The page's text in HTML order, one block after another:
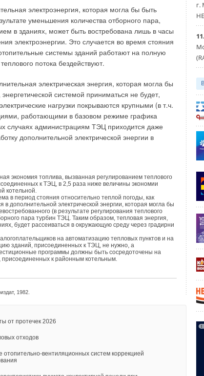
электроэнергия, которая могла бы быть
уменьшения количества отборного пара,
в зданиях, может быть востребована лишь в часы
электроэнергии. Это случается во время стояния
системы зданий работают на полную
потока бездействуют.
электрическая энергия, которая могла бы
системой приниматься не будет,
нагрузки покрываются крупными (в т.ч.
работающими в базовом режиме графика
случаях администрациям ТЭЦ приходится даже
дополнительной электрической энергии в
экономия топлива, вызванная регулированием теплового
к ТЭЦ, в 2,5 раза ниже величины экономии
котельной.
в период стояния относительно теплой погоды, как
в дополнительной электрической энергии, которая могла бы
(в результате регулирования теплового
пара турбин ТЭЦ. Таким образом, тепловая энергия,
будет рассеиваться в окружающую среду через градирни
на автоматизацию тепловых пунктов и на
зданий, присоединенных к ТЭЦ, не нужно, а
программы должны быть сосредоточены на
к районным котельным.
1982.
от протечек 2026
отходов
отопительно-вентиляционных систем коррекцией
г.
спорных вопросов, в частности, например,
в том, что сертифицированное оборудование
газовой директивы.
так называемый европейский процесс
Защиты прав потребителей страны
требования к особенностям конструкции
при каких условиях может быть
ное оборудование в данной стране. (Где и при каких
жить, например, внутри или снаружи здания.)
различий заключаются в отличающихся от страны
(разницы средней высоты снега,
проверку инсталляции. Приведем случай,
железобетонная балка с фабрики строительных
примером несоответствия стандартов
данным, погонный метр железобетонной балки
нагрузку. В случае же заводской
не проверяет ни качество бетона, ни размер
балки. Однако, несмотря на вышесказанное,
рантируется утвержденным проектом (разрешение
предусматривает использование именно этой
оборудованию это означает, что необходимо иметь
оборудова
в разобранном виде. В Венгрии герметичность
сгорания — неотъемлемая характеристика при
подлежит проверке в соответствии с